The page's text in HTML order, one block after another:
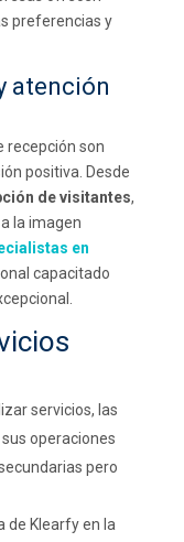
preferencias y
atención
recepción son
positiva. Desde
de visitantes,
la imagen
en
capacitado
servicios, las
operaciones
pero
de Klearfy en la